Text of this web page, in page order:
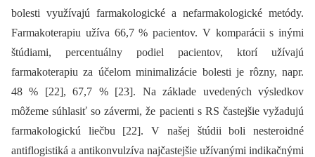
bolesti využívajú farmakologické a nefarmakologické metódy.
Farmakoterapiu užíva 66,7 % pacientov. V komparácii s inými
štúdiami, percentuálny podiel pacientov, ktorí užívajú
farmakoterapiu za účelom minimalizácie bolesti je rôzny, napr.
48 % [22], 67,7 % [23]. Na základe uvedených výsledkov
môžeme súhlasiť so závermi, že pacienti s RS častejšie vyžadujú
farmakologickú liečbu [22]. V našej štúdii boli nesteroidné
antiflogistiká a antikonvulzíva najčastejšie užívanými indikačnými